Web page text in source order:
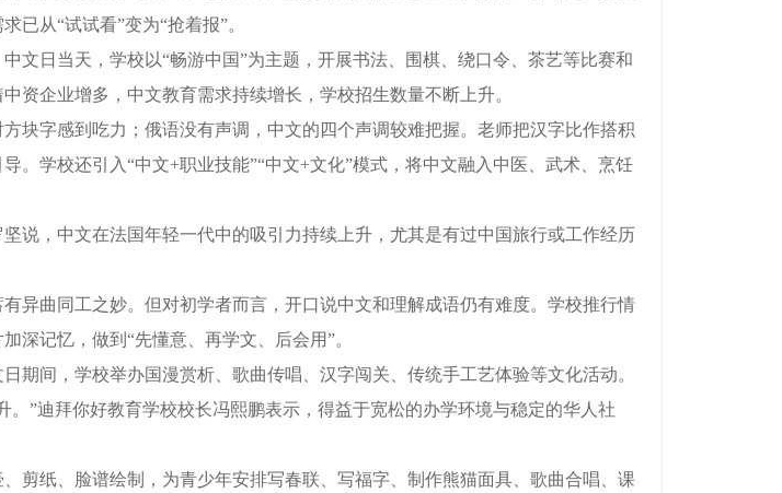
已从“试试看”变为“抢着报”。
日当天，学校以“畅游中国”为主题，开展书法、围棋、绕口令、茶艺等比赛和
资企业增多，中文教育需求持续增长，学校招生数量不断上升。
字感到吃力；俄语没有声调，中文的四个声调较难把握。老师把汉字比作搭积
。学校还引入“中文+职业技能”“中文+文化”模式，将中文融入中医、武术、烹饪
，中文在法国年轻一代中的吸引力持续上升，尤其是有过中国旅行或工作经历
曲同工之妙。但对初学者而言，开口说中文和理解成语仍有难度。学校推行情
深记忆，做到“先懂意、再学文、后会用”。
间，学校举办国漫赏析、歌曲传唱、汉字闯关、传统手工艺体验等文化活动。
迪拜你好教育学校校长冯熙鹏表示，得益于宽松的办学环境与稳定的华人社
纸、脸谱绘制，为青少年安排写春联、写福字、制作熊猫面具、歌曲合唱、课